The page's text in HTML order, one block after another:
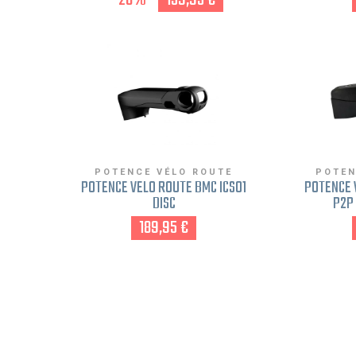
CENTERLOCK PNEU ET TUBELESS
POTENCE VÉLO ROUTE
POTENCE VÉLO ROUTE BMC ICS01
DISC
189,95 €